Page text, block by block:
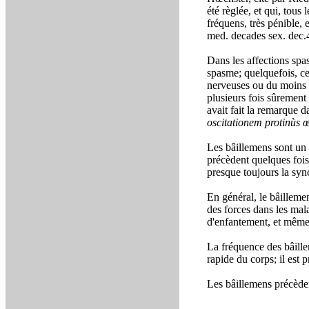
été règlée, et qui, tous
fréquens, très pénible,
med. decades sex.
Dans les affections
spasme; quelquefois,
nerveuses ou du
plusieurs fois
avait fait la remarque
oscitationem protinùs
Les bâillemens sont un
précèdent quelques
presque toujours la
En général, le
des forces dans les
d'enfantement, et
La fréquence des
rapide du corps; il est
Les bâillemens